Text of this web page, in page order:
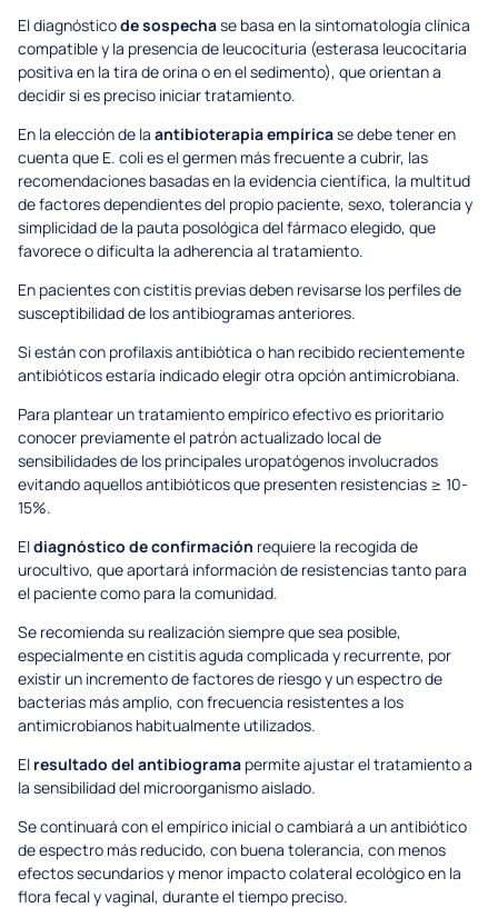
El diagnósticode sospechase basa en la sintomatología clínica
compatible y la presencia de leucocituria (esterasa leucocitaria
positiva en la tira de orina o en el sedimento), que orientan a
decidir si es preciso iniciar tratamiento.
En la elección de la antibioterapia empíricase debe tener en
cuenta que E. coli es el germen más frecuente a cubrir, las
recomendaciones basadas en la evidencia científica, la multitud
de factores dependientes del propio paciente, sexo, tolerancia y
simplicidad de la pauta posológica del fármaco elegido, que
favorece o dificulta la adherencia al tratamiento.
En pacientes con cistitis previas deben revisarse los perfiles de
susceptibilidad de los antibiogramas anteriores.
Si están con profilaxis antibiótica o han recibido recientemente
antibióticos estaría indicado elegir otra opción antimicrobiana.
Para plantear un tratamiento empírico efectivo es prioritario
conocer previamente el patrón actualizado local de
sensibilidades de los principales uropatógenos involucrados
evitando aquellos antibióticos que presenten resistencias ≥ 10-
15%.
Eldiagnóstico de confirmación requiere la recogida de
urocultivo, que aportará información de resistencias tanto para
el paciente como para la comunidad.
Se recomienda su realización siempre que sea posible,
especialmente en cistitis aguda complicada y recurrente, por
existir un incremento de factores de riesgo y un espectro de
bacterias más amplio, con frecuencia resistentes a los
antimicrobianos habitualmente utilizados.
El resultado del antibiograma permite ajustar el tratamiento a
la sensibilidad del microorganismo aislado.
Se continuará con el empírico inicial o cambiará a un antibiótico
de espectro más reducido, con buena tolerancia, con menos
efectos secundarios y menor impacto colateral ecológico en la
flora fecal y vaginal, durante el tiempo preciso.